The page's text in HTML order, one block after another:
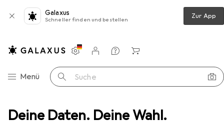
Deine Daten. Deine Wahl.
Galaxus
Schneller finden und bestellen Zur App
Navigation nach Kategorien
Menü Suche
Einstellungen
Kundenkonto
Vergleichslisten
Merklisten
Warenkorb
TV + Heimkino TV LG Hotel-TV 28LT661H 28